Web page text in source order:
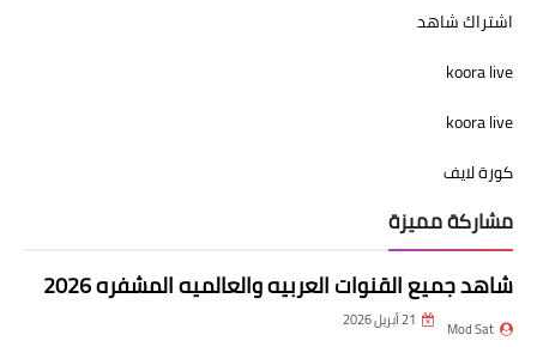
اشتراك شاهد
koora live
koora live
كورة لايف
مشاركة مميزة
شاهد جميع القنوات العربيه والعالميه المشفره 2026
Mod Sat 21 أبريل 2026